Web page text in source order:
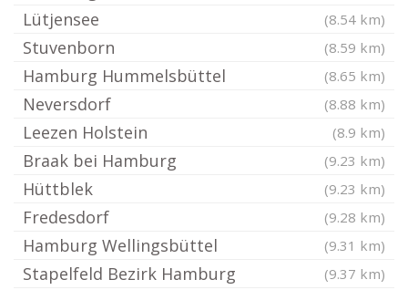
Lütjensee (8.54 km)
Stuvenborn (8.59 km)
Hamburg Hummelsbüttel (8.65 km)
Neversdorf (8.88 km)
Leezen Holstein (8.9 km)
Braak bei Hamburg (9.23 km)
Hüttblek (9.23 km)
Fredesdorf (9.28 km)
Hamburg Wellingsbüttel (9.31 km)
Stapelfeld Bezirk Hamburg (9.37 km)